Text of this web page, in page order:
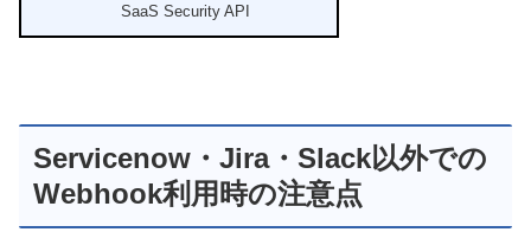
SaaS Security API
Servicenow・Jira・Slack以外での
Webhook利用時の注意点